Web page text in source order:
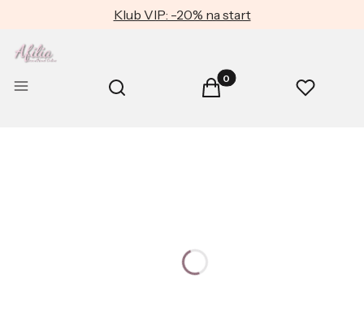
Klub VIP: -20% na start
Menu Otwórz wyszukiwarkę
Szukaj Produkty w koszyku: 0.
Koszyk Ulubione